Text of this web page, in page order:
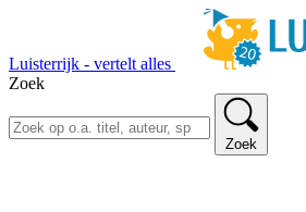
Luisterrijk - vertelt alles
Zoek
Zoek